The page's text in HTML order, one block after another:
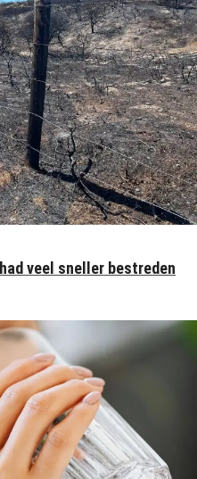
veel sneller bestreden